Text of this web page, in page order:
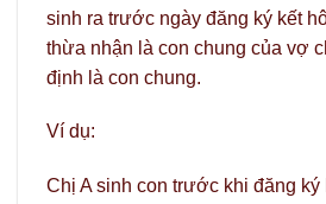
sinh ra trước ngày đăng ký kết
thừa nhận là con chung của vợ
định là con chung.
Ví dụ:
Chị A sinh con trước khi đăng ký